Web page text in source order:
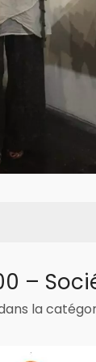
–
la